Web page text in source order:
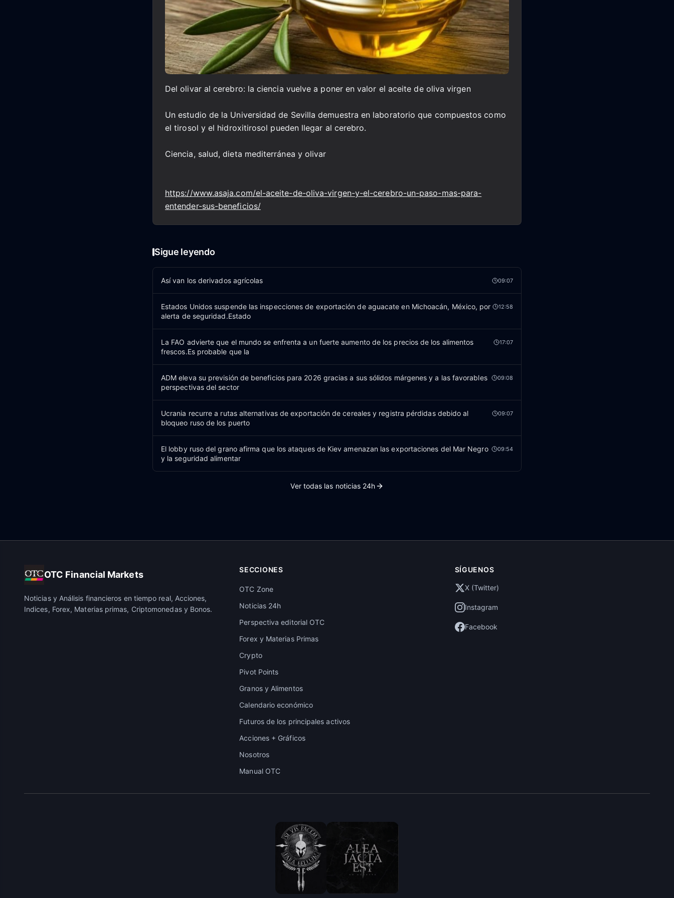
Del olivar al cerebro: la ciencia vuelve a poner en valor el aceite de oliva virgen
Un estudio de la Universidad de Sevilla demuestra en laboratorio que compuestos como
el tirosol y el hidroxitirosol pueden llegar al cerebro.
Ciencia, salud, dieta mediterránea y olivar
https://www.asaja.com/el-aceite-de-oliva-virgen-y-el-cerebro-un-paso-mas-para-
entender-sus-beneficios/
Sigue leyendo
Así van los derivados agrícolas 09:07
Estados Unidos suspende las inspecciones de exportación de aguacate en Michoacán, México, por
alerta de seguridad.Estado
12:58
La FAO advierte que el mundo se enfrenta a un fuerte aumento de los precios de los alimentos
frescos.Es probable que la
17:07
ADM eleva su previsión de beneficios para 2026 gracias a sus sólidos márgenes y a las favorables
perspectivas del sector
09:08
Ucrania recurre a rutas alternativas de exportación de cereales y registra pérdidas debido al
bloqueo ruso de los puerto
09:07
El lobby ruso del grano afirma que los ataques de Kiev amenazan las exportaciones del Mar Negro
y la seguridad alimentar
09:54
Ver todas las noticias 24h
OTC Financial Markets
Noticias y Análisis financieros en tiempo real, Acciones,
Indices, Forex, Materias primas, Criptomonedas y Bonos.
SECCIONES
OTC Zone
Noticias 24h
Perspectiva editorial OTC
Forex y Materias Primas
Crypto
Pivot Points
Granos y Alimentos
Calendario económico
Futuros de los principales activos
Acciones + Gráficos
Nosotros
Manual OTC
SÍGUENOS
X (Twitter)
Instagram
Facebook